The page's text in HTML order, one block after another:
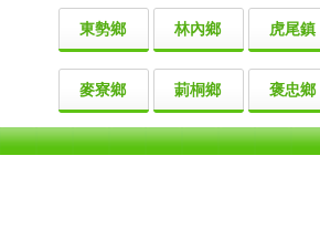
東勢鄉 林內鄉 虎尾鎮
麥寮鄉 莿桐鄉 褒忠鄉